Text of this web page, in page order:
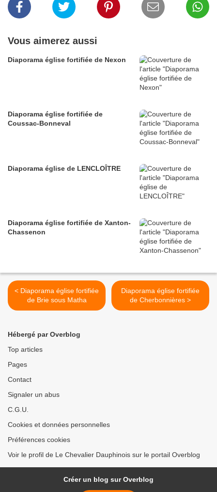
Vous aimerez aussi
Diaporama église fortifiée de Nexon
Diaporama église fortifiée de
Coussac-Bonneval
Diaporama église de LENCLOÎTRE
Diaporama église fortifiée de Xanton-
Chassenon
< Diaporama église fortifiée
de Brie sous Matha
Diaporama église fortifiée
de Cherbonnières >
Hébergé par Overblog
Top articles
Pages
Contact
Signaler un abus
C.G.U.
Cookies et données personnelles
Préférences cookies
Voir le profil de Le Chevalier Dauphinois sur le portail Overblog
Créer un blog sur Overblog